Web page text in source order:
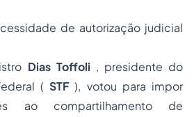
de autorização judicial
Dias Toffoli , presidente do
( STF ), votou para impor
ao compartilhamento de